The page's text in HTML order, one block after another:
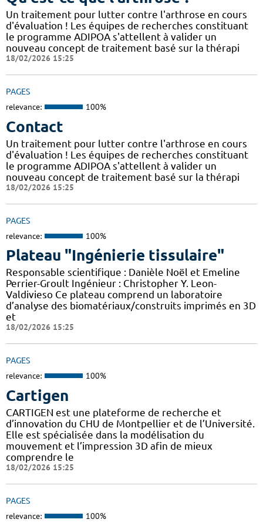
Un traitement pour lutter contre l'arthrose en cours
d'évaluation ! Les équipes de recherches constituant
le programme ADIPOA s'attellent à valider un
nouveau concept de traitement basé sur la thérapi
18/02/2026 15:25
PAGES
relevance: 100%
Contact
Un traitement pour lutter contre l'arthrose en cours
d'évaluation ! Les équipes de recherches constituant
le programme ADIPOA s'attellent à valider un
nouveau concept de traitement basé sur la thérapi
18/02/2026 15:25
PAGES
relevance: 100%
Plateau "Ingénierie tissulaire"
Responsable scientifique : Danièle Noël et Emeline
Perrier-Groult Ingénieur : Christopher Y. Leon-
Valdivieso Ce plateau comprend un laboratoire
d’analyse des biomatériaux/construits imprimés en 3D
et
18/02/2026 15:25
PAGES
relevance: 100%
Cartigen
CARTIGEN est une plateforme de recherche et
d’innovation du CHU de Montpellier et de l’Université.
Elle est spécialisée dans la modélisation du
mouvement et l’impression 3D afin de mieux
comprendre le
18/02/2026 15:25
PAGES
relevance: 100%